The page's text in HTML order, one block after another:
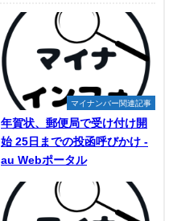
マイナンバー関連記事
年賀状、郵便局で受け付け開
始 25日までの投函呼びかけ -
au Webポータル